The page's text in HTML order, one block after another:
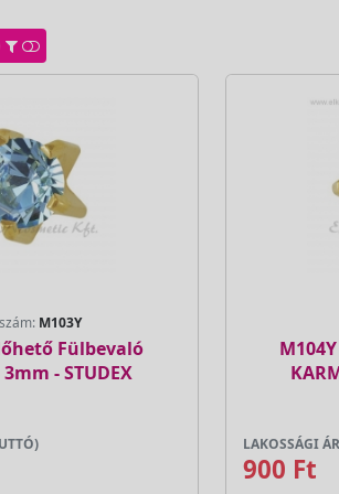
M103Y
Fülbevaló
- STUDEX
LAKOSSÁGI ÁR
900 Ft